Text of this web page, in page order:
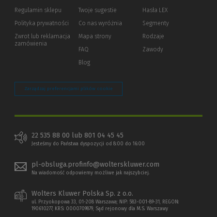
Regulamin sklepu
Polityka prywatności (Nowe
(Link
innej
Zwrot lub reklamacja
zamówienia
innej
strony)
Twoje sugestie
Co nas wyróżnia
Mapa strony
FAQ
Blog
Hasła LEX
Segmenty
Rodzaje
Zawody
Zarządzaj preferencjami plików cookie
22 535 88 00 lub 801 04 45 45
Jesteśmy do Państwa dyspozycji od 8:00 do 16:00
pl-obsluga.profinfo@wolterskluwer.com
Na wiadomość odpowiemy możliwe jak najszybciej.
Wolters Kluwer Polska Sp. z o.o.
ul. Przyokopowa 33, 01-208 Warszawa; NIP: 583-001-89-31, REGON:
190610277, KRS: 0000709879, Sąd rejonowy dla M.S. Warszawy